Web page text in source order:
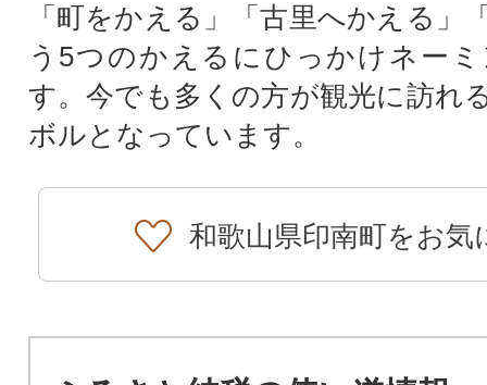
「町をかえる」「古里へかえる」
う5つのかえるにひっかけネー
す。今でも多くの方が観光に訪れ
ボルとなっています。
和歌山県印南町をお気